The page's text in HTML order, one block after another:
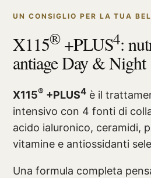
UN CONSIGLIO PER LA TUA
X115®+PLUS4:
antiage Day & Night
X115® +PLUS4 è il
intensivo con 4 fonti di
acido ialuronico, ceramidi,
vitamine e antiossidanti
Una formula completa